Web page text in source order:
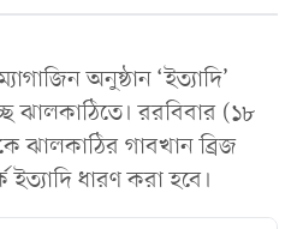
অনুষ্ঠান ‘ইত্যাদি’
ঝালকাঠিতে। ররবিবার (১৮
ঝালকাঠির গাবখান ব্রিজ
ধারণ করা হবে।